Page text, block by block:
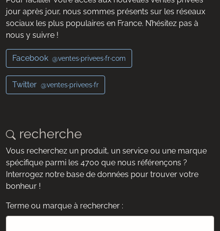
jour après jour, nous sommes présents sur les réseaux
sociaux les plus populaires en France. N’hésitez pas à
nous y suivre !
Facebook @ventes·privees·fr·com
Twitter @ventes·privees·fr
recherche
Vous recherchez un produit, un service ou une marque
spécifique parmi les 4700 que nous référençons ?
Interrogez notre base de données pour trouver votre
bonheur !
Terme ou marque à rechercher :